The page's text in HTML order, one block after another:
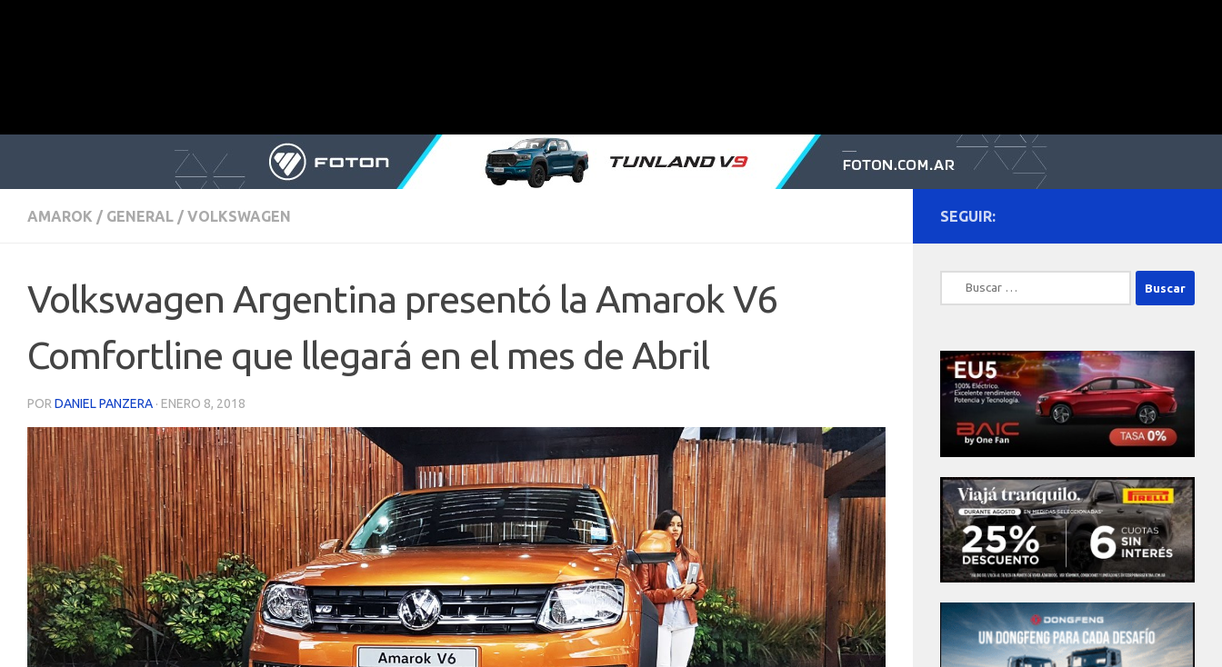
AMAROK / GENERAL / VOLKSWAGEN
Volkswagen Argentina presentó la Amarok V6
Comfortline que llegará en el mes de Abril
POR DANIEL PANZERA · ENERO 8, 2018
SEGUIR:
Buscar: